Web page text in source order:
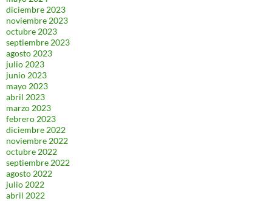
diciembre 2023
noviembre 2023
octubre 2023
septiembre 2023
agosto 2023
julio 2023
junio 2023
mayo 2023
abril 2023
marzo 2023
febrero 2023
diciembre 2022
noviembre 2022
octubre 2022
septiembre 2022
agosto 2022
julio 2022
abril 2022